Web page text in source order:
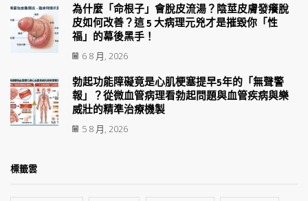
為什麼「命根子」會脫皮流湯？陰莖皮膚發癢脫
皮如何改善？這 5 大病理元兇才是摧毀你「性
福」的幕後黑手！
6 8 月, 2026
勃起功能障礙竟是心肌梗塞提早5年的「無聲警
報」？從微血管病理看勃起問題與血管疾病與樂
威壯的精準治療機製
5 8 月, 2026
標籤雲